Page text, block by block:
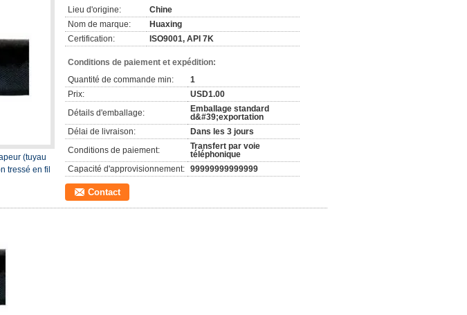
(tuyau
tressé en fil
Lieu d'origine:
Chine
Nom de marque:
Huaxing
Certification:
ISO9001, API 7K
Conditions de paiement et expédition:
Quantité de commande min:
1
Prix:
USD1.00
Détails d'emballage:
Emballage standard
d&#39;exportation
Délai de livraison:
Dans les 3 jours
Conditions de paiement:
Transfert par voie
téléphonique
Capacité d'approvisionnement: 99999999999999
Contact